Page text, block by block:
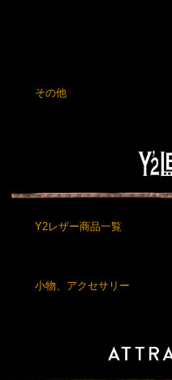
その他
Y2レザー商品一覧
小物、アクセサリー